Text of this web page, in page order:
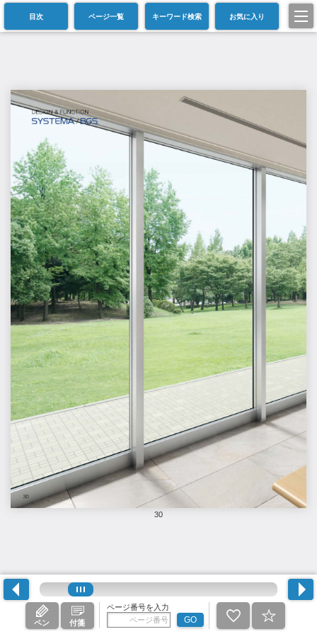
目次 ページ一覧 キーワード検索 お気に入り
30
ペン 付箋
ページ番号を入力
GO